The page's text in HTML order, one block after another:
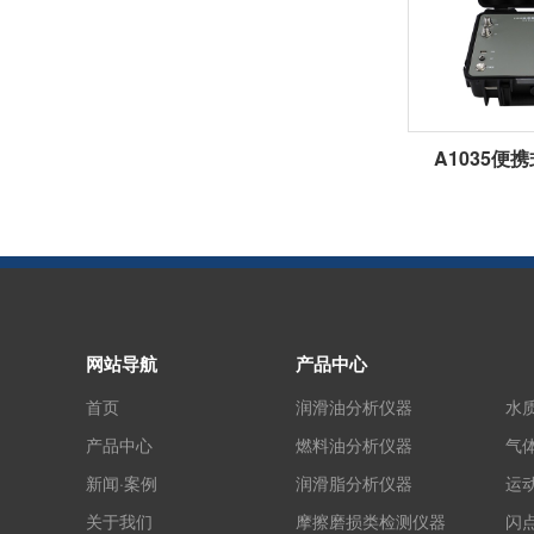
A1035便
网站导航
首页
产品中心
新闻·案例
关于我们
产品中心
润滑油分析仪器
燃料油分析仪器
润滑脂分析仪器
摩擦磨损类检测仪器
水
气
运
闪